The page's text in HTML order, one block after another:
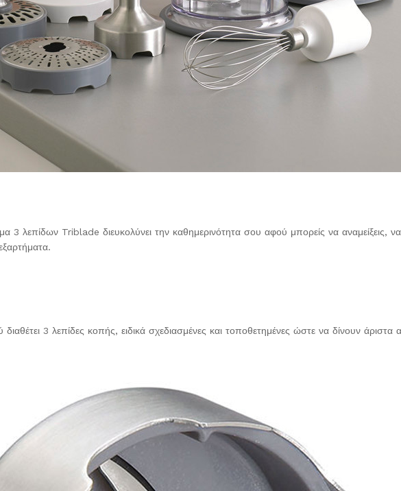
Triblade διευκολύνει την καθημερινότητα σου αφού μπορείς να αναμείξεις, να
3 λεπίδες κοπής, ειδικά σχεδιασμένες και τοποθετημένες ώστε να δίνουν